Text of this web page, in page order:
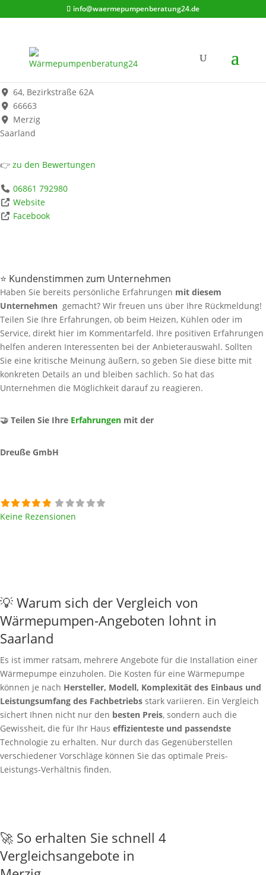
info@waermepumpenberatung24.de
Dreuße GmbH
Werbung*
64, Bezirkstraße 62A
66663
Merzig
Saarland
👉 zu den Bewertungen
06861 792980
Website
Facebook
⭐ Kundenstimmen zum Unternehmen
Haben Sie bereits persönliche Erfahrungen mit diesem
Unternehmen gemacht? Wir freuen uns über Ihre Rückmeldung!
Teilen Sie Ihre Erfahrungen, ob beim Heizen, Kühlen oder im
Service, direkt hier im Kommentarfeld. Ihre positiven Erfahrungen
helfen anderen Interessenten bei der Anbieterauswahl. Sollten
Sie eine kritische Meinung äußern, so geben Sie diese bitte mit
konkreten Details an und bleiben sachlich. So hat das
Unternehmen die Möglichkeit darauf zu reagieren.
🤝 Teilen Sie Ihre Erfahrungen mit der
Dreuße GmbH
Keine Rezensionen
💡 Warum sich der Vergleich von
Wärmepumpen-Angeboten lohnt in
Saarland
Es ist immer ratsam, mehrere Angebote für die Installation einer
Wärmepumpe einzuholen. Die Kosten für eine Wärmepumpe
können je nach Hersteller, Modell, Komplexität des Einbaus und
Leistungsumfang des Fachbetriebs stark variieren. Ein Vergleich
sichert Ihnen nicht nur den besten Preis, sondern auch die
Gewissheit, die für Ihr Haus effizienteste und passendste
Technologie zu erhalten. Nur durch das Gegenüberstellen
verschiedener Vorschläge können Sie das optimale Preis-
Leistungs-Verhältnis finden.
🚀 So erhalten Sie schnell 4
Vergleichsangebote in